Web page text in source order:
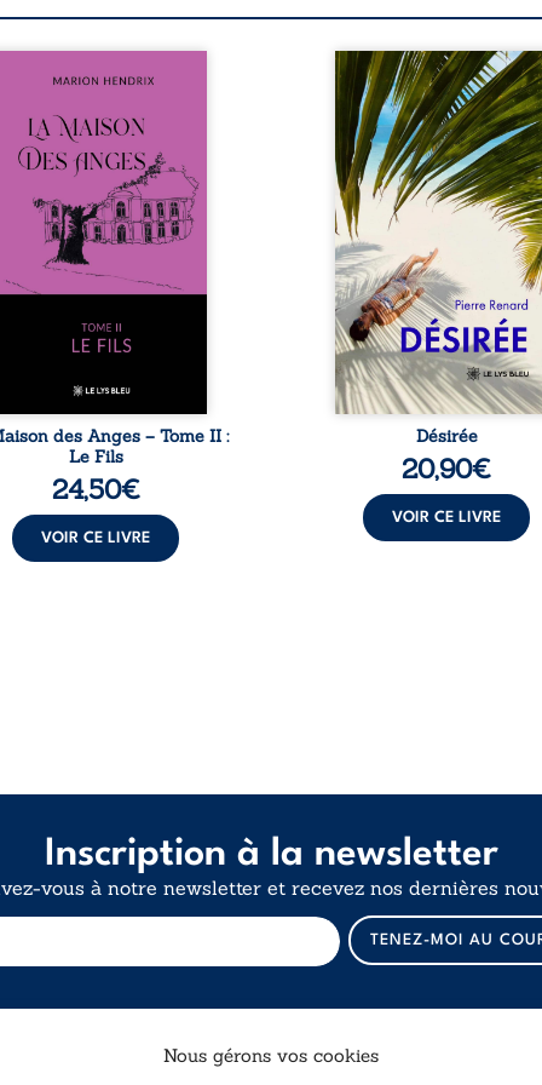
Nous gérons vos cookies
sommes en 1979, soit 15
Anatole-Eustache.
famille devra affronter
seulement un inconnu
rôde autour du domaine
dont Firmin, le fidèle
redoute les
le passé encombrant
Eustache, la
familiale, mais
Mais comment
cet enfant avant
des Anges – Tome II :
Le Fils
24,50€
VOIR CE LIVRE
Au réveil, Pierre,
retraité, découvre qu’il
devenu une
femme métissée de
ans. À peine a-t-il
à apprivoiser ce
corps qu’Ange surgit dans
vie et fait vaciller toutes
certitudes. Entre
l’attirance est
brûlante jusqu’à ce
secret familial fasse
l’impensable : et s’ils
demi-frère
Désirée
20,90€
VOIR CE LIVRE
Inscription à la newsletter
vous à notre newsletter et recevez nos dernières
-
TENEZ-MOI AU